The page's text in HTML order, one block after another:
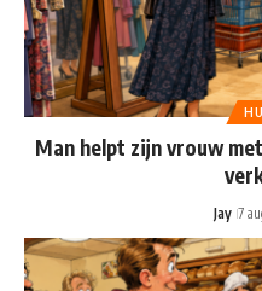
Man helpt zijn vrouw
Jay 7